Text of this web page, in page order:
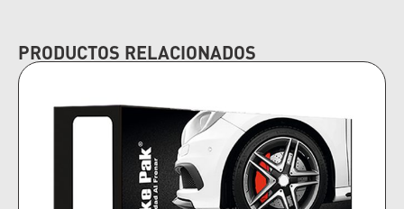
PRODUCTOS RELACIONADOS